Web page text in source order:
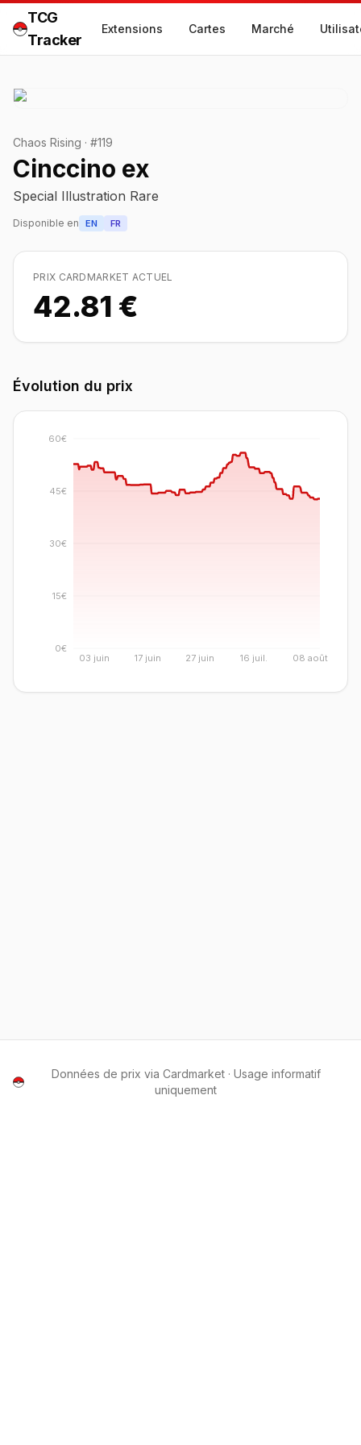
TCG
Tracker
Extensions Cartes Marché
Chaos Rising · #119
Cinccino ex
Special Illustration Rare
Disponible en EN FR
PRIX CARDMARKET ACTUEL
42.81 €
Évolution du prix
03 juin 17 juin 27 juin 16 juil. 08 août
0€
15€
30€
45€
60€
Données de prix via Cardmarket · Usage informatif
uniquement